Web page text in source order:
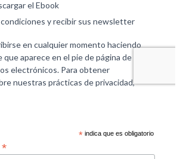
* indica que es obligatorio
*